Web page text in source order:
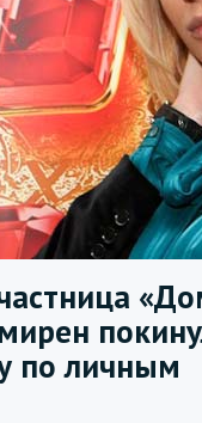
по личным